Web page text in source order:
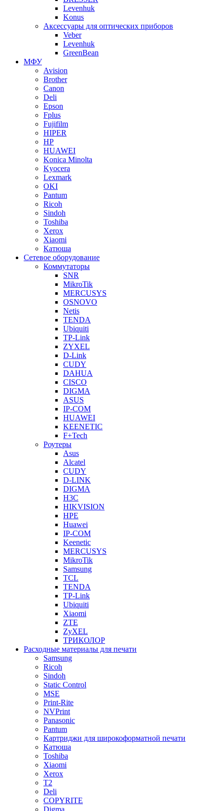
Levenhuk
Konus
Аксессуары для оптических приборов
Veber
Levenhuk
GreenBean
МФУ
Avision
Brother
Canon
Deli
Epson
Fplus
Fujifilm
HIPER
HP
HUAWEI
Konica Minolta
Kyocera
Lexmark
OKI
Pantum
Ricoh
Sindoh
Toshiba
Xerox
Xiaomi
Катюша
Сетевое оборудование
Коммутаторы
SNR
MikroTik
MERCUSYS
OSNOVO
Netis
TENDA
Ubiquiti
TP-Link
ZYXEL
D-Link
CUDY
DAHUA
CISCO
DIGMA
ASUS
IP-COM
HUAWEI
KEENETIC
F+Tech
Роутеры
Asus
Alcatel
CUDY
D-LINK
DIGMA
H3C
HIKVISION
HPE
Huawei
IP-COM
Keenetic
MERCUSYS
MikroTik
Samsung
TCL
TENDA
TP-Link
Ubiquiti
Xiaomi
ZTE
ZyXEL
ТРИКОЛОР
Расходные материалы для печати
Samsung
Ricoh
Sindoh
Static Control
MSE
Print-Rite
NVPrint
Panasonic
Pantum
Картриджи для широкоформатной печати
Катюша
Toshiba
Xiaomi
Xerox
T2
Deli
COPYRITE